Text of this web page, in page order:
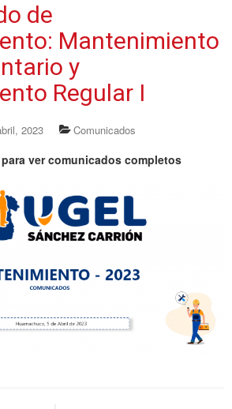
de
Mantenimiento
y
Regular I
2023 Comunicados
ver comunicados completos